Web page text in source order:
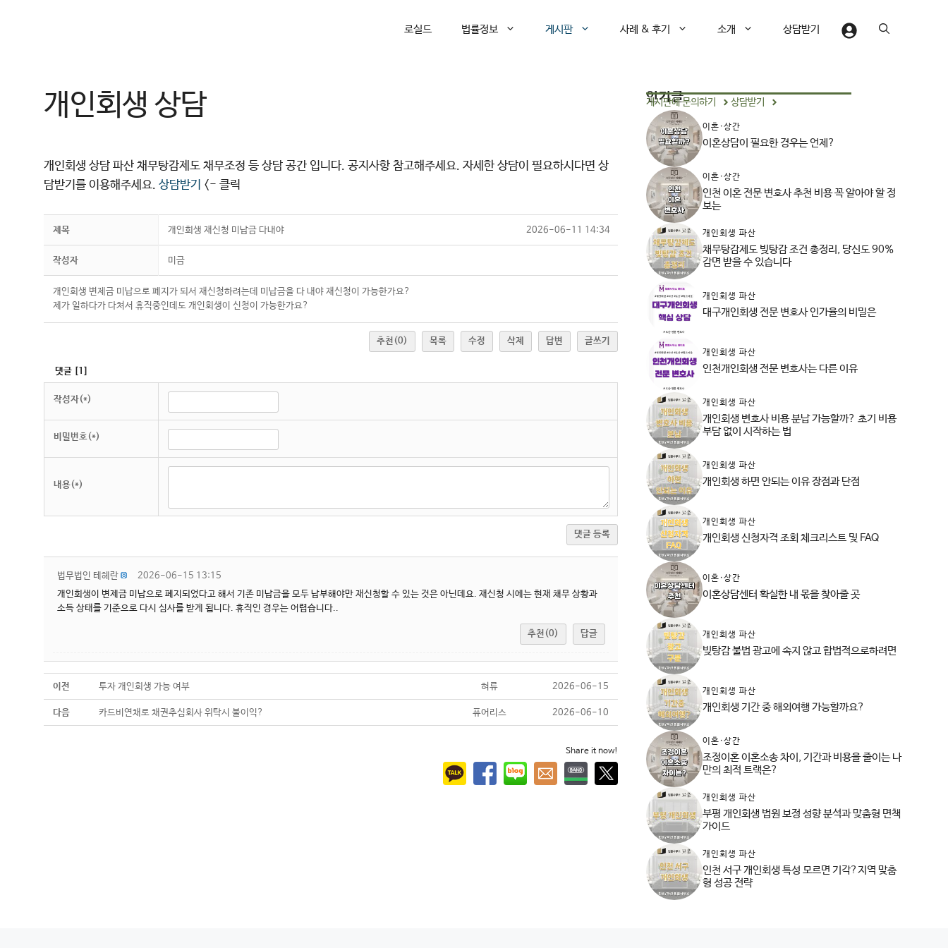
로실드 법률정보 게시판 사례 & 후기 소개 상담받기
개인회생 상담
개인회생 상담 파산 채무탕감제도 채무조정 등 상담 공간 입니다. 공지사항 참고해주세요. 자세한 상담이 필요하시다면 상
담받기를 이용해주세요. 상담받기 <- 클릭
제목 개인회생 재신청 미납금 다내야 2026-06-11 14:34
작성자 미금
개인회생 변제금 미납으로 폐지가 되서 재신청하려는데 미납금을 다 내야 재신청이 가능한가요?
제가 일하다가 다쳐서 휴직중인데도 개인회생이 신청이 가능한가요?
추천 (0) 목록 수정 삭제 답변 글쓰기
댓글 1
작성자(*)
비밀번호(*)
내용(*)
댓글 등록
법무법인 테헤란
2026-06-15 13:15
개인회생이 변제금 미납으로 폐지되었다고 해서 기존 미납금을 모두 납부해야만 재신청할 수 있는 것은 아닌데요. 재신청 시에는 현재 채무 상황과
소득 상태를 기준으로 다시 심사를 받게 됩니다. 휴직인 경우는 어렵습니다..
추천(0) 답글
이전 투자 개인회생 가능 여부 혀류 2026-06-15
다음 카드비연채로 채권추심회사 위탁시 불이익? 퓨어리스 2026-06-10
Share it now!
인기글
게시판에 문의하기 상담받기
이혼·상간
이혼상담이 필요한 경우는 언제?
이혼·상간
인천 이혼 전문 변호사 추천 비용 꼭 알아야 할 정
보는
개인회생 파산
채무탕감제도 빚탕감 조건 총정리, 당신도 90%
감면 받을 수 있습니다
개인회생 파산
대구개인회생 전문 변호사 인가율의 비밀은
개인회생 파산
인천개인회생 전문 변호사는 다른 이유
개인회생 파산
개인회생 변호사 비용 분납 가능할까? 초기 비용
부담 없이 시작하는 법
개인회생 파산
개인회생 하면 안되는 이유 장점과 단점
개인회생 파산
개인회생 신청자격 조회 체크리스트 및 FAQ
이혼·상간
이혼상담센터 확실한 내 몫을 찾아줄 곳
개인회생 파산
빚탕감 불법 광고에 속지 않고 합법적으로하려면
개인회생 파산
개인회생 기간 중 해외여행 가능할까요?
이혼·상간
조정이혼 이혼소송 차이, 기간과 비용을 줄이는 나
만의 최적 트랙은?
개인회생 파산
부평 개인회생 법원 보정 성향 분석과 맞춤형 면책
가이드
개인회생 파산
인천 서구 개인회생 특성 모르면 기각?지역 맞춤
형 성공 전략